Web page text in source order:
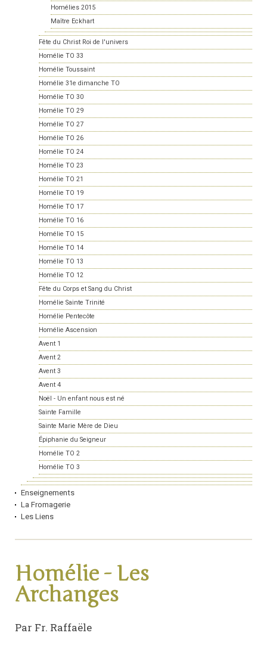
Homélies 2015
Maître Eckhart
Fête du Christ Roi de l'univers
Homélie TO 33
Homélie Toussaint
Homélie 31e dimanche TO
Homélie TO 30
Homélie TO 29
Homélie TO 27
Homélie TO 26
Homélie TO 24
Homélie TO 23
Homélie TO 21
Homélie TO 19
Homélie TO 17
Homélie TO 16
Homélie TO 15
Homélie TO 14
Homélie TO 13
Homélie TO 12
Fête du Corps et Sang du Christ
Homélie Sainte Trinité
Homélie Pentecôte
Homélie Ascension
Avent 1
Avent 2
Avent 3
Avent 4
Noël - Un enfant nous est né
Sainte Famille
Sainte Marie Mère de Dieu
Épiphanie du Seigneur
Homélie TO 2
Homélie TO 3
Enseignements
La Fromagerie
Les Liens
Homélie - Les
Archanges
Par Fr. Raffaële